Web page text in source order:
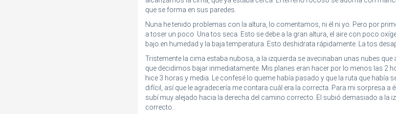
que se forma en sus paredes.
Nuna he tenido problemas con la altura, lo comentamos, ni él ni yo. Pero por
a toser un poco. Una tos seca. Esto se debe a la gran altura, el aire con poco
bajo en humedad y la baja temperatura. Esto deshidrata rápidamente. La tos
Tristemente la cima estaba nubosa, a la izquierda se avecinaban unas nubes que
que decidimos bajar inmediatamente. Mis planes eran hacer por lo menos las 2
hice 3 horas y media. Le confesé lo queme había pasado y que la ruta que había
difícil, así que le agradecería me contara cuál era la correcta. Para mi sorpresa a
subí muy alejado hacia la derecha del camino correcto. El subió demasiado a la
correcto...